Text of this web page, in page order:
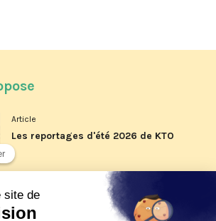
Article
Les reportages d'été 2026 de KTO
La visite pastorale du pape Léon
XIV à Assise à suivre sur KTO le